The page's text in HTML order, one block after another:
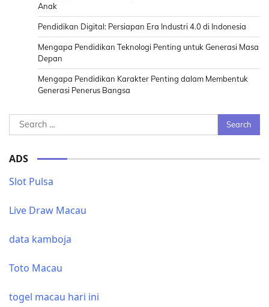
Anak
Pendidikan Digital: Persiapan Era Industri 4.0 di Indonesia
Mengapa Pendidikan Teknologi Penting untuk Generasi Masa
Depan
Mengapa Pendidikan Karakter Penting dalam Membentuk
Generasi Penerus Bangsa
Search
for:
ADS
Slot Pulsa
Live Draw Macau
data kamboja
Toto Macau
togel macau hari ini